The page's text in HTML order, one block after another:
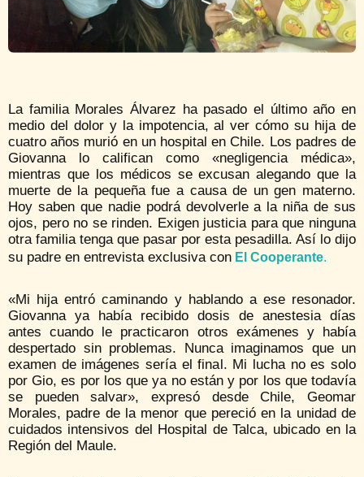
La familia Morales Álvarez ha pasado el último año en
medio del dolor y la impotencia, al ver cómo su hija de
cuatro años murió en un hospital en Chile. Los padres de
Giovanna lo califican como «negligencia médica»,
mientras que los médicos se excusan alegando que la
muerte de la pequeña fue a causa de un gen materno.
Hoy saben que nadie podrá devolverle a la niña de sus
ojos, pero no se rinden. Exigen justicia para que ninguna
otra familia tenga que pasar por esta pesadilla. Así lo dijo
su padre en entrevista exclusiva con El Cooperante.
«Mi hija entró caminando y hablando a ese resonador.
Giovanna ya había recibido dosis de anestesia días
antes cuando le practicaron otros exámenes y había
despertado sin problemas. Nunca imaginamos que un
examen de imágenes sería el final. Mi lucha no es solo
por Gio, es por los que ya no están y por los que todavía
se pueden salvar», expresó desde Chile, Geomar
Morales, padre de la menor que pereció en la unidad de
cuidados intensivos del Hospital de Talca, ubicado en la
Región del Maule.